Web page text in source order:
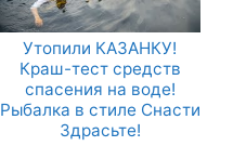
Утопили КАЗАНКУ!
Краш-тест средств
спасения на воде!
Рыбалка в стиле Снасти
Здрасьте!